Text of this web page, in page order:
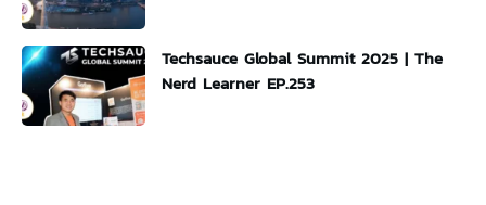
Techsauce Global Summit 2025 | The
Nerd Learner EP.253